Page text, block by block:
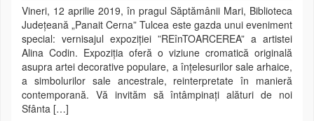
Vineri, 12 aprilie 2019, în pragul Săptămânii Mari, Biblioteca
Județeană „Panait Cerna” Tulcea este gazda unui eveniment
special: vernisajul expoziției ”REînTOARCEREA” a artistei
Alina Codin. Expoziția oferă o viziune cromatică originală
asupra artei decorative populare, a înțelesurilor sale arhaice,
a simbolurilor sale ancestrale, reinterpretate în manieră
contemporană. Vă invităm să întâmpinați alături de noi
Sfânta […]